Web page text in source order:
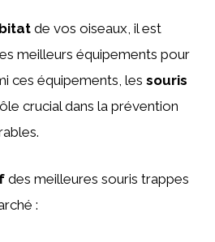
de vos oiseaux, il est
meilleurs équipements pour
ces équipements, les souris
crucial dans la prévention
des meilleures souris trappes
: